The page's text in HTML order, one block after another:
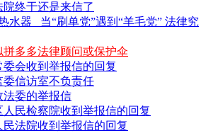
终于还是来信了
水器 _当“刷单党”遇到“羊毛党” 法律究
多多法律顾问或保护伞
会收到举报信的回复
委信访室不负责任
法委的举报信
人民检察院收到举报信的回复
民法院收到举报信的回复